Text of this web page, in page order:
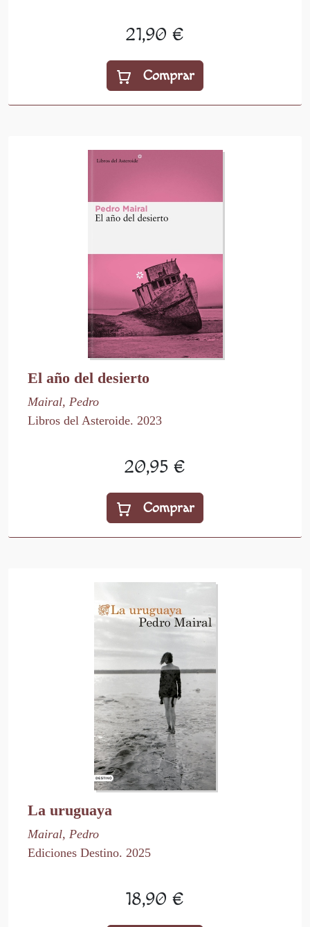
21,90 €
Comprar
El año del desierto
Mairal, Pedro
Libros del Asteroide. 2023
20,95 €
Comprar
La uruguaya
Mairal, Pedro
Ediciones Destino. 2025
18,90 €